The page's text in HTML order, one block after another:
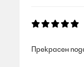
Прекрасен